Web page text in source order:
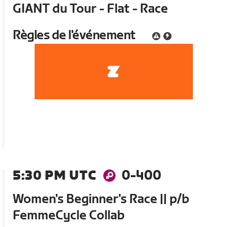
GIANT du Tour - Flat - Race
Règles de l'événement
5:30 PM UTC
0-400
Women's Beginner's Race || p/b
FemmeCycle Collab